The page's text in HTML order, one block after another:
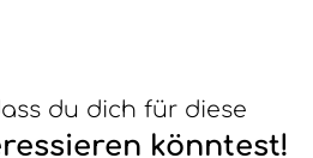
du dich für diese
könntest!